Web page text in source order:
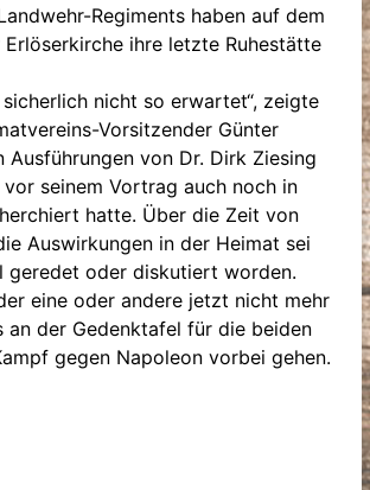
Regiments haben auf dem
ihre letzte Ruhestätte
sicherlich nicht so erwartet“, zeigte
Vorsitzender Günter
Ausführungen von Dr. Dirk Ziesing
seinem Vortrag auch noch in
hatte. Über die Zeit von
Auswirkungen in der Heimat sei
geredet oder diskutiert worden.
eine oder andere jetzt nicht mehr
an der Gedenktafel für die beiden
gegen Napoleon vorbei gehen.